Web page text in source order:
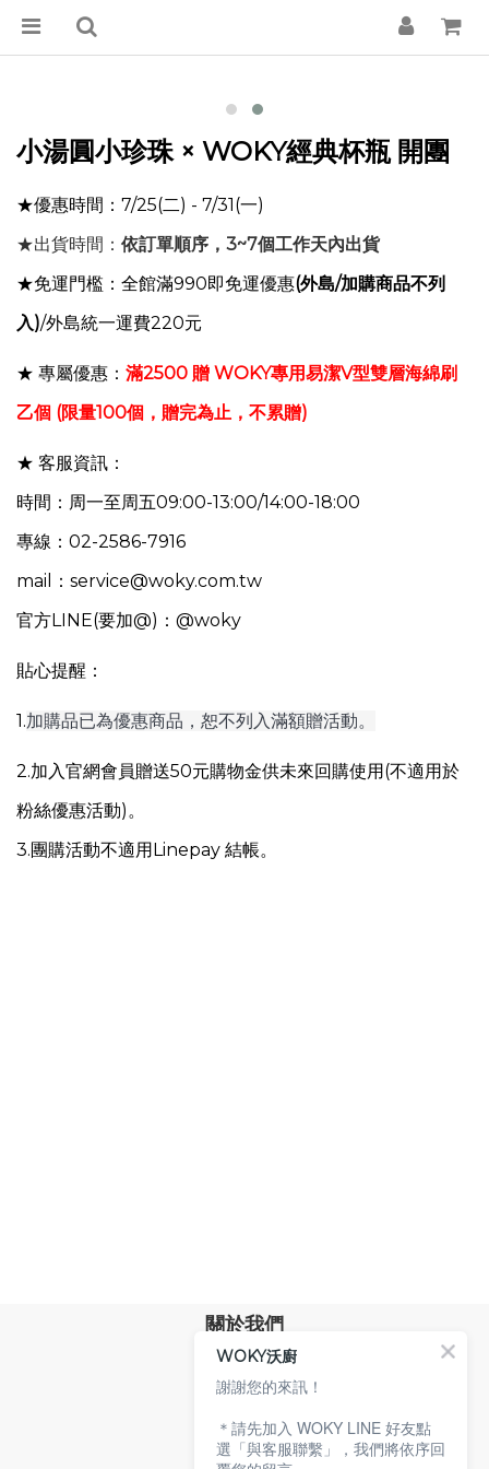
小湯圓小珍珠 × WOKY經典杯瓶 開團
★優惠時間：7/25(二) - 7/31(一)
★出貨時間： 依訂單順序，3~7個工作天內出貨
★免運門檻：全館滿990即免運優惠(外島/加購商品不列
入)/外島統一運費220元
★ 專屬優惠： 滿2500 贈 WOKY專用易潔V型雙層海綿刷
乙個 (限量100個，贈完為止，不累贈)
★ 客服資訊：
時間：周一至周五09:00-13:00/14:00-18:00
專線：02-2586-7916
mail：service@woky.com.tw
官方LINE(要加@)：@woky
貼心提醒：
1.加購品已為優惠商品，恕不列入滿額贈活動。
2.加入官網會員贈送50元購物金供未來回購使用(不適用於
粉絲優惠活動)。
3.團購活動不適用Linepay 結帳。
關於我們
品牌故事
專業技術
環保沃廚
顧客服務
WOKY沃廚
謝謝您的來訊！
＊請先加入 WOKY LINE 好友點
選「與客服聯繫」，我們將依序回